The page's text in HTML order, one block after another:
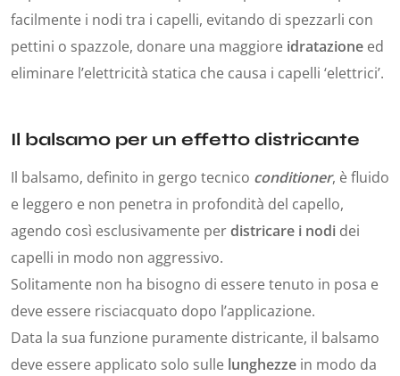
facilmente i nodi tra i capelli, evitando di spezzarli con
pettini o spazzole, donare una maggiore idratazione ed
eliminare l’elettricità statica che causa i capelli ‘elettrici’.
Il balsamo per un effetto districante
Il balsamo, definito in gergo tecnico conditioner, è fluido
e leggero e non penetra in profondità del capello,
agendo così esclusivamente perdistricare i nodi dei
capelli in modo non aggressivo.
Solitamente non ha bisogno di essere tenuto in posa e
deve essere risciacquato dopo l’applicazione.
Data la sua funzione puramente districante, il balsamo
deve essere applicato solo sulle lunghezze in modo da